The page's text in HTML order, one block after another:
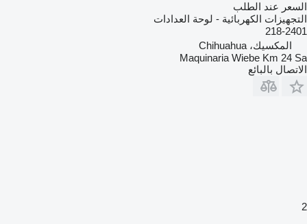
السعر عند الطلب
التجهيزات الكهربائية - لوحة العدادات
218-2401
المكسيك، Chihuahua
Maquinaria Wiebe Km 24 Sa
الاتصال بالبائع
2